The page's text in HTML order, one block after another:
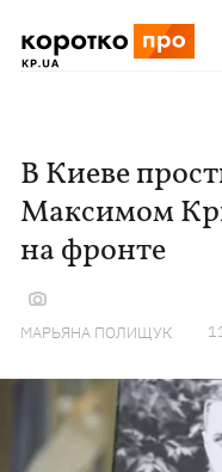
В Киеве
Максимом
на фронте
МАРЬЯНА ПОЛИЩУК